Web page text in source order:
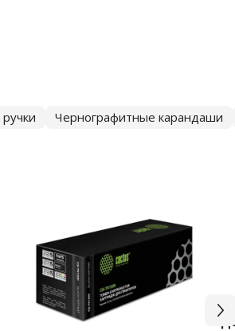
Чернографитные карандаши